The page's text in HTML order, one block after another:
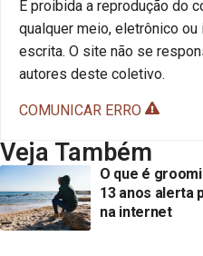
É proibida a reprodução do
qualquer meio, eletrônico
escrita. O site não se
autores deste coletivo.
COMUNICAR ERRO
Veja Também
O que é
13 anos alerta
na internet